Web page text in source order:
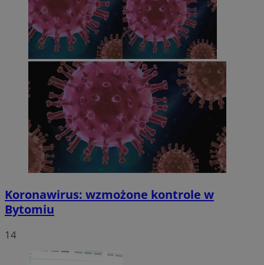
Koronawirus: wzmożone kontrole w
Bytomiu
14